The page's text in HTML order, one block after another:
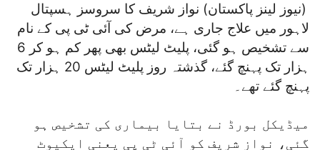
(نیوز لینز پاکستان) نواز شریف کا سروسز ہسپتال
لاہور میں علاج جاری ہے، مرض کی آئی ٹی پی کے نام
سے تشخیص ہو گئی، پلیٹ لیٹس بھی پھر کم ہو کر 6
ہزار تک پہنچ گئے، گذشتہ روز پلیٹ لیٹس 20 ہزار تک
پہنچ گئے تھے۔
میڈیکل بورڈ نے بتایا بیماری کی تشخیص ہو
گئی، نواز شریف کو آئی ٹی پی یعنی ایکیوٹ